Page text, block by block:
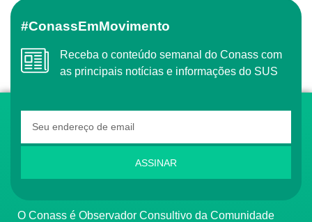
#ConassEmMovimento
Receba o conteúdo semanal do Conass com
as principais notícias e informações do SUS
ASSINAR
O Conass é Observador Consultivo da Comunidade